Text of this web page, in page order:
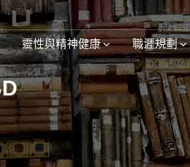
靈性與精神健康 職涯規劃